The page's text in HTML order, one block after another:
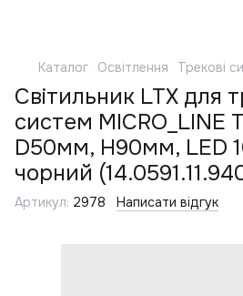
Каталог Освітлення Трекові
Світильник LTX для
систем MICRO_LINE
D50мм, H90мм, LED
чорний
Артикул: 2978 Написати відгук